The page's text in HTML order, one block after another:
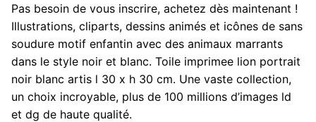
Pas besoin de vous inscrire, achetez dès maintenant !
Illustrations, cliparts, dessins animés et icônes de sans
soudure motif enfantin avec des animaux marrants
dans le style noir et blanc. Toile imprimee lion portrait
noir blanc artis l 30 x h 30 cm. Une vaste collection,
un choix incroyable, plus de 100 millions d’images ld
et dg de haute qualité.